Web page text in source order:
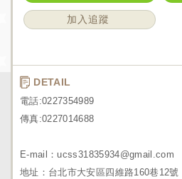
加入追蹤
DETAIL
電話:0227354989
傳真:0227014688
E-mail：ucss31835934@gmail.com
地址：台北市大安區四維路160巷12號